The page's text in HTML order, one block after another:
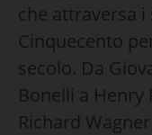
che attraversa
Cinquecento
secolo. Da
Bonelli a Henry
Richard